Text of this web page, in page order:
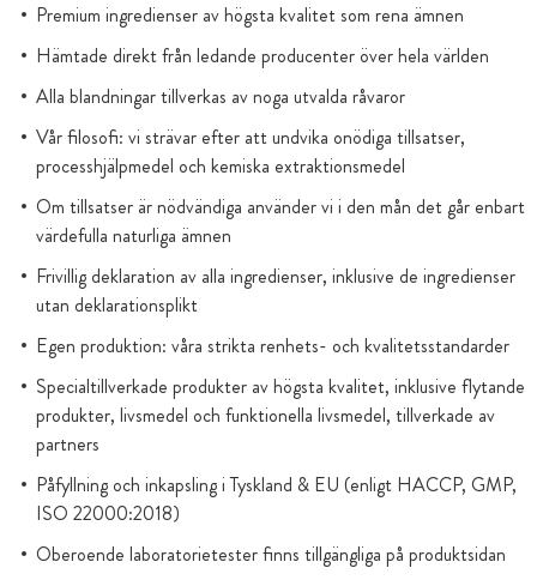
Premium ingredienser av högsta kvalitet som rena ämnen
Hämtade direkt från ledande producenter över hela världen
Alla blandningar tillverkas av noga utvalda råvaror
Vår filosofi: vi strävar efter att undvika onödiga tillsatser,
processhjälpmedel och kemiska extraktionsmedel
Om tillsatser är nödvändiga använder vi i den mån det går enbart
värdefulla naturliga ämnen
Frivillig deklaration av alla ingredienser, inklusive de ingredienser
utan deklarationsplikt
Egen produktion: våra strikta renhets- och kvalitetsstandarder
Specialtillverkade produkter av högsta kvalitet, inklusive flytande
produkter, livsmedel och funktionella livsmedel, tillverkade av
partners
Påfyllning och inkapsling i Tyskland & EU (enligt HACCP, GMP,
ISO 22000:2018)
Oberoende laboratorietester finns tillgängliga på produktsidan